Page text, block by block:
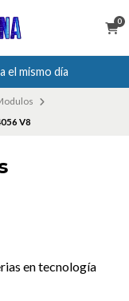
0
el mismo día
V8
en tecnología